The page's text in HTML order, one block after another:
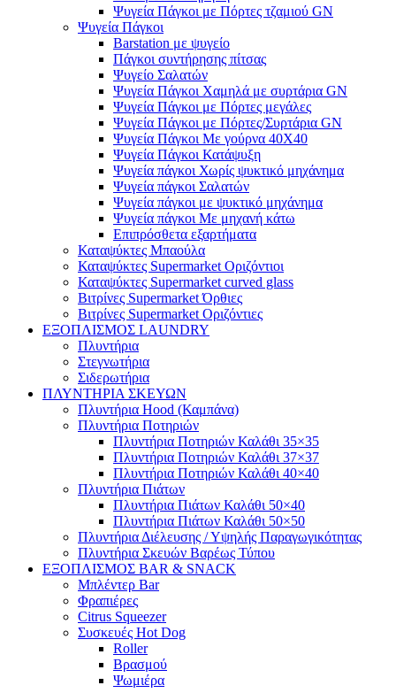
Ψυγεία Πάγκοι με Πόρτες τζαμιού GN
Ψυγεία Πάγκοι
Barstation με ψυγείο
Πάγκοι συντήρησης πίτσας
Ψυγείο Σαλατών
Ψυγεία Πάγκοι Χαμηλά με συρτάρια GN
Ψυγεία Πάγκοι με Πόρτες μεγάλες
Ψυγεία Πάγκοι με Πόρτες/Συρτάρια GN
Ψυγεία Πάγκοι Με γούρνα 40Χ40
Ψυγεία Πάγκοι Κατάψυξη
Ψυγεία πάγκοι Χωρίς ψυκτικό μηχάνημα
Ψυγεία πάγκοι Σαλατών
Ψυγεία πάγκοι με ψυκτικό μηχάνημα
Ψυγεία πάγκοι Με μηχανή κάτω
Επιπρόσθετα εξαρτήματα
Καταψύκτες Μπαούλα
Καταψύκτες Supermarket Οριζόντιοι
Καταψύκτες Supermarket curved glass
Βιτρίνες Supermarket Όρθιες
Βιτρίνες Supermarket Οριζόντιες
ΕΞΟΠΛΙΣΜΟΣ LAUNDRY
Πλυντήρια
Στεγνωτήρια
Σιδερωτήρια
ΠΛΥΝΤΗΡΙΑ ΣΚΕΥΩΝ
Πλυντήρια Hood (Καμπάνα)
Πλυντήρια Ποτηριών
Πλυντήρια Ποτηριών Καλάθι 35×35
Πλυντήρια Ποτηριών Καλάθι 37×37
Πλυντήρια Ποτηριών Καλάθι 40×40
Πλυντήρια Πιάτων
Πλυντήρια Πιάτων Καλάθι 50×40
Πλυντήρια Πιάτων Καλάθι 50×50
Πλυντήρια Διέλευσης / Υψηλής Παραγωγικότητας
Πλυντήρια Σκευών Βαρέως Τύπου
ΕΞΟΠΛΙΣΜΟΣ BAR & SNACK
Μπλέντερ Bar
Φραπιέρες
Citrus Squeezer
Συσκευές Hot Dog
Roller
Βρασμού
Ψωμιέρα